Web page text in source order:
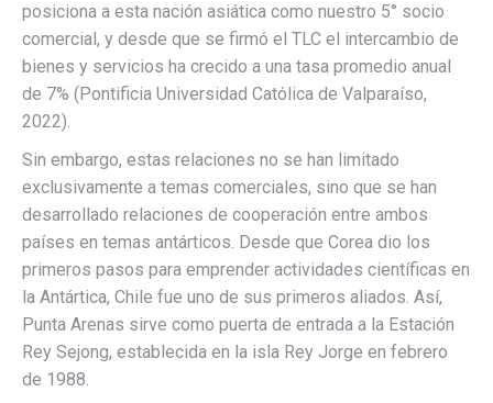
posiciona a esta nación asiática como nuestro 5° socio
comercial, y desde que se firmó el TLC el intercambio de
bienes y servicios ha crecido a una tasa promedio anual
de 7% (Pontificia Universidad Católica de Valparaíso,
2022).
Sin embargo, estas relaciones no se han limitado
exclusivamente a temas comerciales, sino que se han
desarrollado relaciones de cooperación entre ambos
países en temas antárticos. Desde que Corea dio los
primeros pasos para emprender actividades científicas en
la Antártica, Chile fue uno de sus primeros aliados. Así,
Punta Arenas sirve como puerta de entrada a la Estación
Rey Sejong, establecida en la isla Rey Jorge en febrero
de 1988.